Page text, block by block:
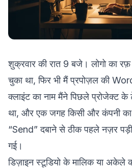
शुक्रवार की रात 9 बजे। लोगो का
चुका था, फिर भी मैं प्रपोज़ल की
क्लाइंट का नाम मैंने पिछले प्रोजेक्ट के
था, और एक जगह किसी और कंपनी का
“Send” दबाने से ठीक पहले नज़र
गई।
डिज़ाइन स्टूडियो के मालिक या अकेले